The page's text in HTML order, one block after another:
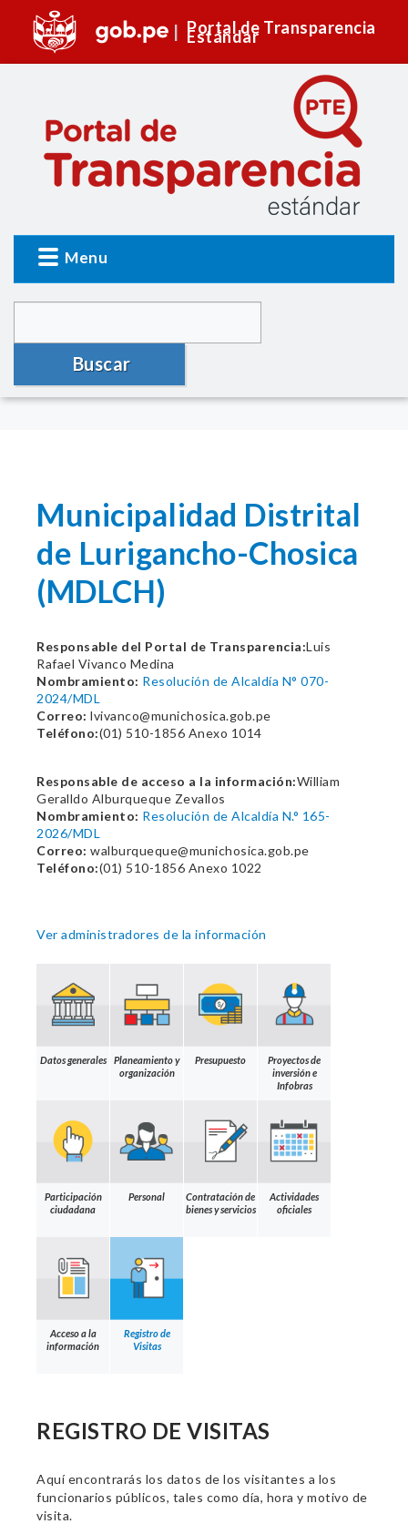
Portal de Transparencia
Estándar
Menu
Buscar
Municipalidad Distrital
de Lurigancho-Chosica
(MDLCH)
Responsable del Portal de Transparencia:Luis
Rafael Vivanco Medina
Nombramiento: Resolución de Alcaldía N° 070-
2024/MDL
Correo: lvivanco@munichosica.gob.pe
Teléfono:(01) 510-1856 Anexo 1014
Responsable de acceso a la información:William
Geralldo Alburqueque Zevallos
Nombramiento: Resolución de Alcaldía N.° 165-
2026/MDL
Correo: walburqueque@munichosica.gob.pe
Teléfono:(01) 510-1856 Anexo 1022
Ver administradores de la información
Datos generales
Planeamiento y
organización
Presupuesto
Proyectos de
inversión e
Infobras
Participación
ciudadana
Personal
Contratación de
bienes y servicios
Actividades
oficiales
Acceso a la
información
Registro de
Visitas
REGISTRO DE VISITAS
Aquí encontrarás los datos de los visitantes a los
funcionarios públicos, tales como día, hora y motivo de
visita.